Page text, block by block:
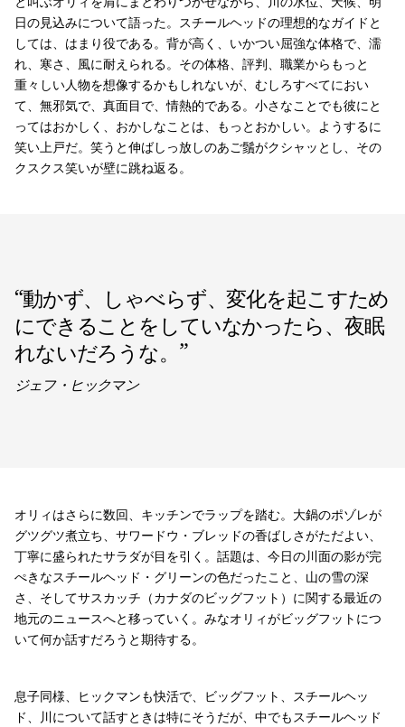
日の見込みについて語った。スチールヘッドの理想的なガイドと
しては、はまり役である。背が高く、いかつい屈強な体格で、濡
れ、寒さ、風に耐えられる。その体格、評判、職業からもっと
重々しい人物を想像するかもしれないが、むしろすべてにおい
て、無邪気で、真面目で、情熱的である。小さなことでも彼にと
ってはおかしく、おかしなことは、もっとおかしい。ようするに
笑い上戸だ。笑うと伸ばしっ放しのあご鬚がクシャッとし、その
クスクス笑いが壁に跳ね返る。
“動かず、しゃべらず、変化を起こすため
にできることをしていなかったら、夜眠
れないだろうな。 ”
ジェフ・ヒックマン
オリィはさらに数回、キッチンでラップを踏む。大鍋のポゾレが
グツグツ煮立ち、サワードウ・ブレッドの香ばしさがただよい、
丁寧に盛られたサラダが目を引く。話題は、今日の川面の影が完
ぺきなスチールヘッド・グリーンの色だったこと、山の雪の深
さ、そしてサスカッチ（カナダのビッグフット）に関する最近の
地元のニュースへと移っていく。みなオリィがビッグフットにつ
いて何か話すだろうと期待する。
息子同様、ヒックマンも快活で、ビッグフット、スチールヘッ
ド、川について話すときは特にそうだが、中でもスチールヘッド